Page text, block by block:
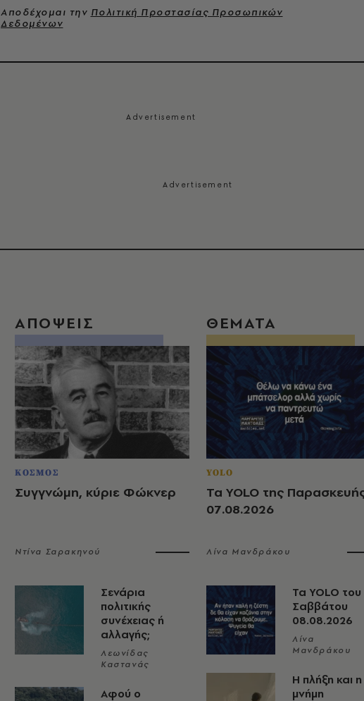
Αποδέχομαι την Πολιτική Προστασίας Προσωπικών
Δεδομένων
ΑΠΟΨΕΙΣ
ΚΟΣΜΟΣ
Συγγνώμη, κύριε Φώκνερ
Ντίνα Σαρακηνού
Σενάρια
πολιτικής
συνέχειας ή
αλλαγής;
Λεωνίδας
Καστανάς
Αφού ο
ΘΕΜΑΤΑ
YOLO
Τα YOLO της
07.08.2026
Λίνα Μανδράκου
Τα YOLO του
Σαββάτου
08.08.2026
Λίνα
Μανδράκου
Η πλήξη και η
μνήμη